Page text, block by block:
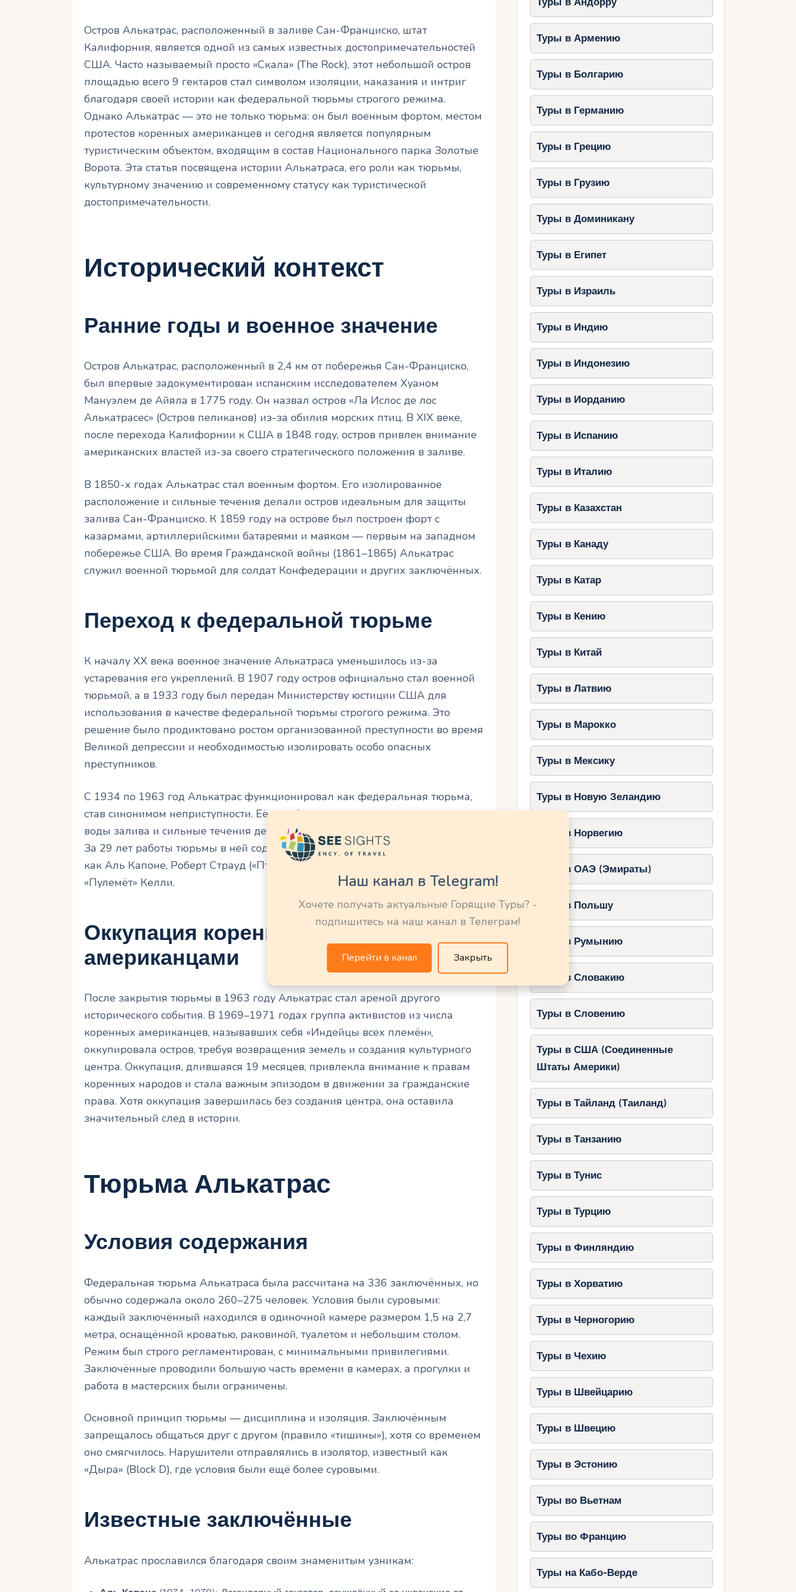
Остров Алькатрас, расположенный в заливе Сан-Франциско, штат
Калифорния, является одной из самых известных достопримечательностей
США. Часто называемый просто «Скала» (The Rock), этот небольшой остров
площадью всего 9 гектаров стал символом изоляции, наказания и интриг
благодаря своей истории как федеральной тюрьмы строгого режима.
Однако Алькатрас — это не только тюрьма: он был военным фортом, местом
протестов коренных американцев и сегодня является популярным
туристическим объектом, входящим в состав Национального парка Золотые
Ворота. Эта статья посвящена истории Алькатраса, его роли как тюрьмы,
культурному значению и современному статусу как туристической
достопримечательности.
Исторический контекст
Ранние годы и военное значение
Остров Алькатрас, расположенный в 2,4 км от побережья Сан-Франциско,
был впервые задокументирован испанским исследователем Хуаном
Мануэлем де Айяла в 1775 году. Он назвал остров «Ла Ислос де лос
Алькатрасес» (Остров пеликанов) из-за обилия морских птиц. В XIX веке,
после перехода Калифорнии к США в 1848 году, остров привлек внимание
американских властей из-за своего стратегического положения в заливе.
В 1850-х годах Алькатрас стал военным фортом. Его изолированное
расположение и сильные течения делали остров идеальным для защиты
залива Сан-Франциско. К 1859 году на острове был построен форт с
казармами, артиллерийскими батареями и маяком — первым на западном
побережье США. Во время Гражданской войны (1861–1865) Алькатрас
служил военной тюрьмой для солдат Конфедерации и других заключённых.
Переход к федеральной тюрьме
К началу XX века военное значение Алькатраса уменьшилось из-за
устаревания его укреплений. В 1907 году остров официально стал военной
тюрьмой, а в 1933 году был передан Министерству юстиции США для
использования в качестве федеральной тюрьмы строгого режима. Это
решение было продиктовано ростом организованной преступности во время
Великой депрессии и необходимостью изолировать особо опасных
преступников.
С 1934 по 1963 год Алькатрас функционировал как федеральная тюрьма,
став синонимом неприступности. Её удалённое расположение, холодные
воды залива и сильные течения делали побег практически невозможным.
За 29 лет работы тюрьмы в ней содержались такие известные преступники,
как Аль Капоне, Роберт Страуд («Птицелов из Алькатраса») и Джордж
«Пулемёт» Келли.
Оккупация коренными
американцами
После закрытия тюрьмы в 1963 году Алькатрас стал ареной другого
исторического события. В 1969–1971 годах группа активистов из числа
коренных американцев, называвших себя «Индейцы всех племён»,
оккупировала остров, требуя возвращения земель и создания культурного
центра. Оккупация, длившаяся 19 месяцев, привлекла внимание к правам
коренных народов и стала важным эпизодом в движении за гражданские
права. Хотя оккупация завершилась без создания центра, она оставила
значительный след в истории.
Тюрьма Алькатрас
Условия содержания
Федеральная тюрьма Алькатраса была рассчитана на 336 заключённых, но
обычно содержала около 260–275 человек. Условия были суровыми:
каждый заключённый находился в одиночной камере размером 1,5 на 2,7
метра, оснащённой кроватью, раковиной, туалетом и небольшим столом.
Режим был строго регламентирован, с минимальными привилегиями.
Заключённые проводили большую часть времени в камерах, а прогулки и
работа в мастерских были ограничены.
Основной принцип тюрьмы — дисциплина и изоляция. Заключённым
запрещалось общаться друг с другом (правило «тишины»), хотя со временем
оно смягчилось. Нарушители отправлялись в изолятор, известный как
«Дыра» (Block D), где условия были ещё более суровыми.
Известные заключённые
Алькатрас прославился благодаря своим знаменитым узникам:
Туры в Армению
Туры в Болгарию
Туры в Германию
Туры в Грецию
Туры в Грузию
Туры в Доминикану
Туры в Египет
Туры в Израиль
Туры в Индию
Туры в Индонезию
Туры в Иорданию
Туры в Испанию
Туры в Италию
Туры в Казахстан
Туры в Канаду
Туры в Катар
Туры в Кению
Туры в Китай
Туры в Латвию
Туры в Марокко
Туры в Мексику
Туры в Новую Зеландию
Туры в Норвегию
Туры в ОАЭ (Эмираты)
Туры в Польшу
Туры в Румынию
Туры в Словакию
Туры в Словению
Туры в США (Соединенные
Штаты Америки)
Туры в Тайланд (Таиланд)
Туры в Танзанию
Туры в Тунис
Туры в Турцию
Туры в Финляндию
Туры в Хорватию
Туры в Черногорию
Туры в Чехию
Туры в Швейцарию
Туры в Швецию
Туры в Эстонию
Туры во Вьетнам
Туры во Францию
Туры на Кабо-Верде
Наш канал в Telegram!
Хочете получать актуальные Горящие Туры? -
подпишитесь на наш канал в Телеграм!
Перейти в канал Закрыть